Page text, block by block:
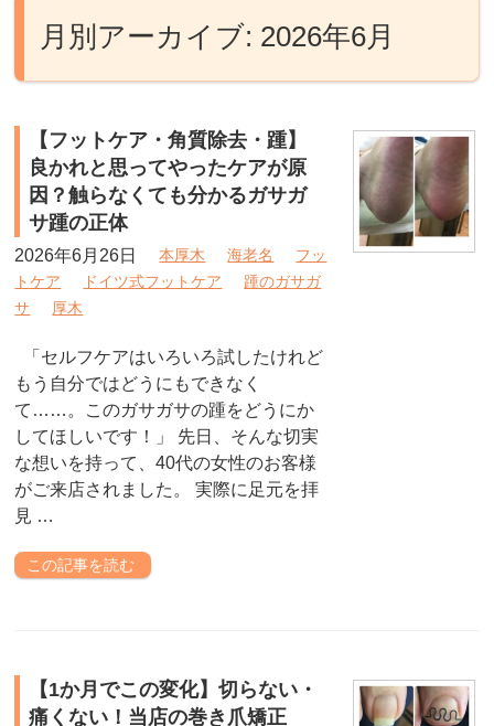
月別アーカイブ: 2026年6月
【フットケア・角質除去・踵】
良かれと思ってやったケアが原
因？触らなくても分かるガサガ
サ踵の正体
2026年6月26日 本厚木 海老名
フッ
トケア
ドイツ式フットケア
踵のガサガ
サ
厚木
「セルフケアはいろいろ試したけれど
もう自分ではどうにもできなく
て……。このガサガサの踵をどうにか
してほしいです！」 先日、そんな切実
な想いを持って、40代の女性のお客様
がご来店されました。 実際に足元を拝
見 …
この記事を読む
【1か月でこの変化】切らない・
痛くない！当店の巻き爪矯正